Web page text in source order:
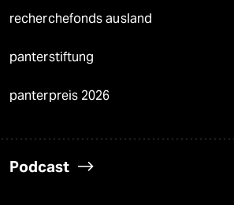
recherchefonds ausland
panterstiftung
panterpreis 2026
Podcast